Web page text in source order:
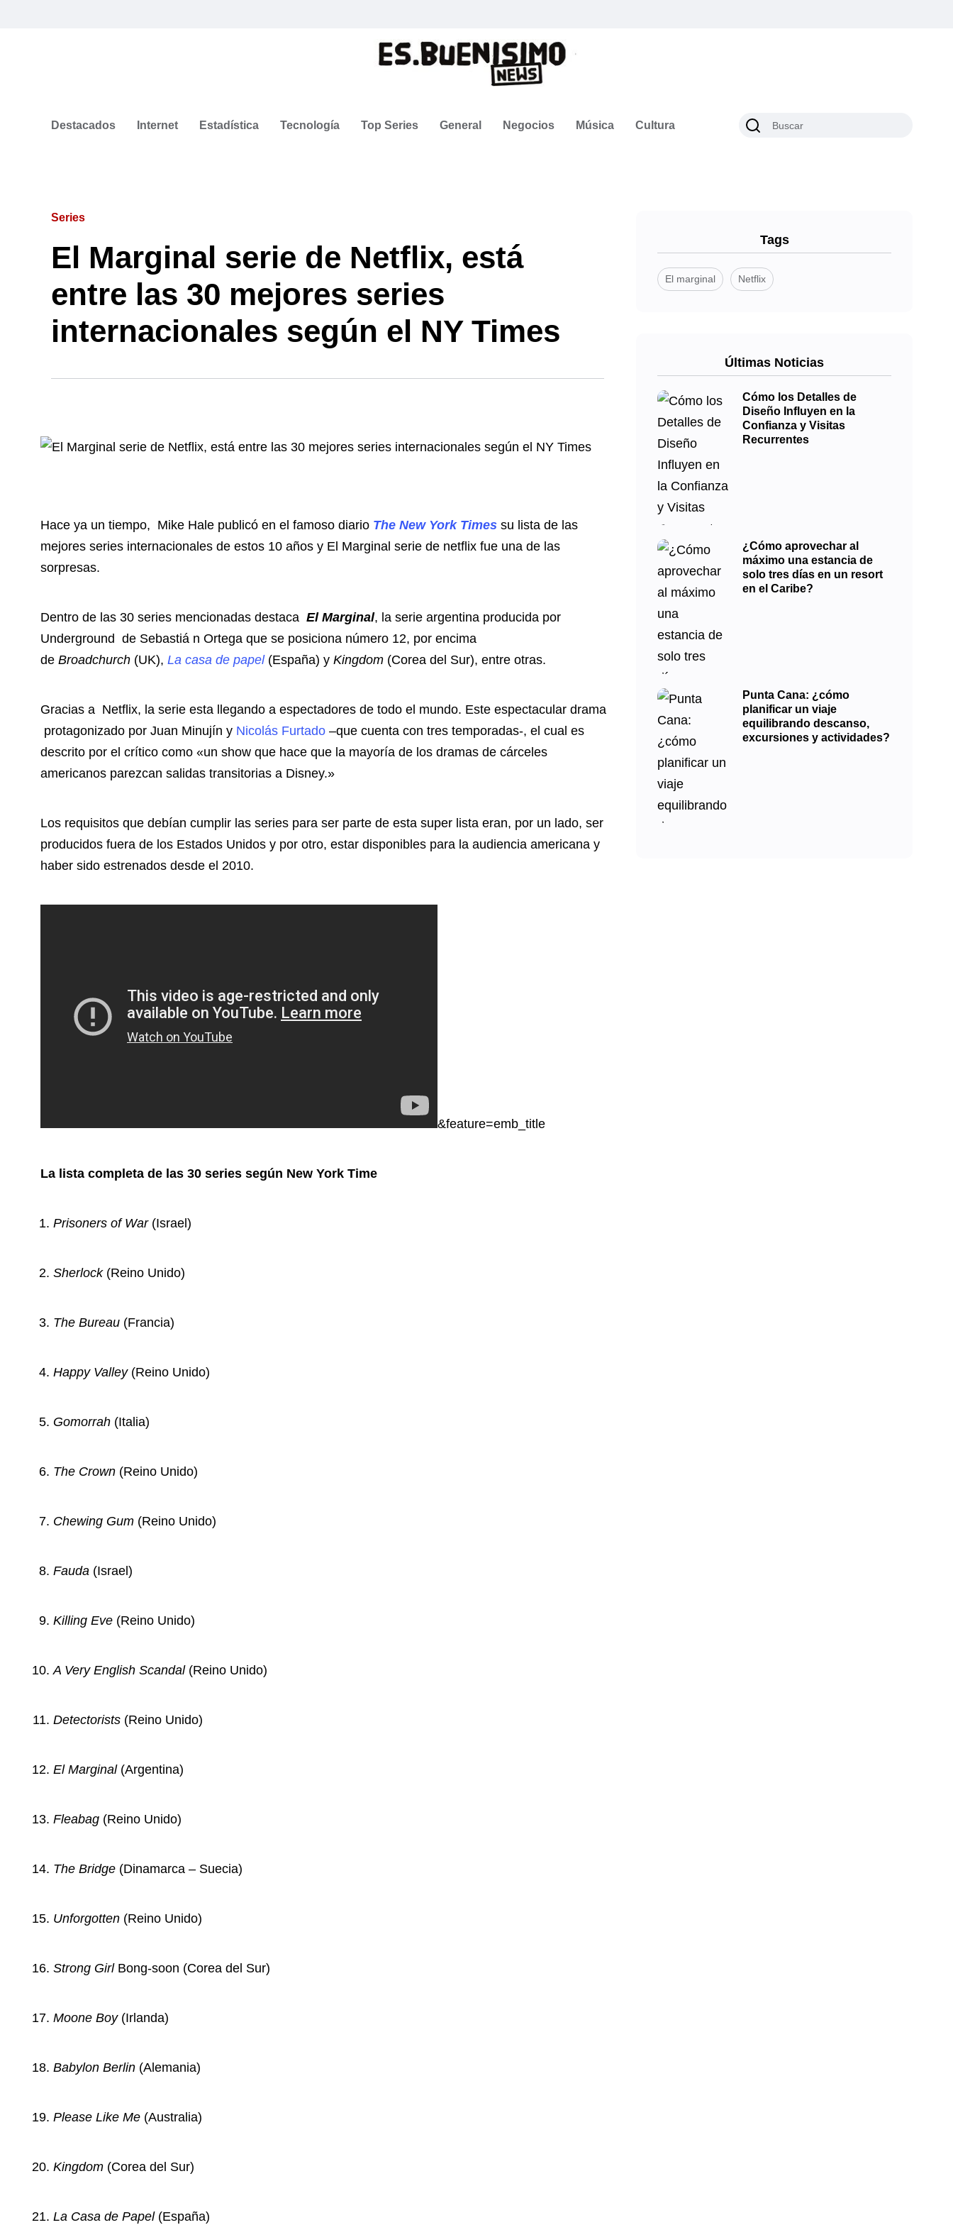
Destacados Internet Estadística Tecnología Top Series General Negocios Música Cultura
Series
El Marginal serie de Netflix, está
entre las 30 mejores series
internacionales según el NY Times
Hace ya un tiempo, Mike Hale publicó en el famoso diario The New York Times su lista de las
mejores series internacionales de estos 10 años y El Marginal serie de netflix fue una de las
sorpresas.
Dentro de las 30 series mencionadas destaca El Marginal, la serie argentina producida por
Underground de Sebastiá n Ortega que se posiciona número 12, por encima
de Broadchurch (UK), La casa de papel(España) y Kingdom (Corea del Sur), entre otras.
Gracias a Netflix, la serie esta llegando a espectadores de todo el mundo. Este espectacular drama
protagonizado por Juan Minujín y Nicolás Furtado –que cuenta con tres temporadas-, el cual es
descrito por el crítico como «un show que hace que la mayoría de los dramas de cárceles
americanos parezcan salidas transitorias a Disney.»
Los requisitos que debían cumplir las series para ser parte de esta super lista eran, por un lado, ser
producidos fuera de los Estados Unidos y por otro, estar disponibles para la audiencia americana y
haber sido estrenados desde el 2010.
&feature=emb_title
La lista completa de las 30 series según New York Time
Prisoners of War(Israel)
Sherlock(Reino Unido)
The Bureau (Francia)
Happy Valley(Reino Unido)
Gomorrah (Italia)
The Crown (Reino Unido)
Chewing Gum (Reino Unido)
Fauda (Israel)
Killing Eve (Reino Unido)
A Very English Scandal(Reino Unido)
Detectorists (Reino Unido)
El Marginal(Argentina)
Fleabag (Reino Unido)
The Bridge (Dinamarca – Suecia)
Unforgotten (Reino Unido)
Strong GirlBong-soon (Corea del Sur)
Moone Boy(Irlanda)
Babylon Berlin (Alemania)
Please Like Me (Australia)
Kingdom (Corea del Sur)
La Casa de Papel(España)
Tags
El marginal Netflix
Últimas Noticias
Cómo los Detalles de
Diseño Influyen en la
Confianza y Visitas
Recurrentes
¿Cómo aprovechar al
máximo una estancia de
solo tres días en un resort
en el Caribe?
Punta Cana: ¿cómo
planificar un viaje
equilibrando descanso,
excursiones y actividades?